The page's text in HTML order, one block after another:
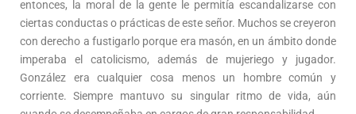
entonces, la moral de la gente le permitía escandalizarse con
ciertas conductas o prácticas de este señor. Muchos se creyeron
con derecho a fustigarlo porque era masón, en un ámbito donde
imperaba el catolicismo, además de mujeriego y jugador.
González era cualquier cosa menos un hombre común y
corriente. Siempre mantuvo su singular ritmo de vida, aún